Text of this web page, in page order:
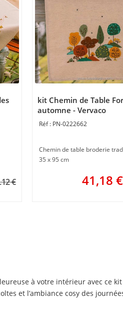
€
kit Chemin de Table
automne - Vervaco
PN-0222662
35 x 95 cm
41,18 €
à votre intérieur avec ce
et l’ambiance cosy des